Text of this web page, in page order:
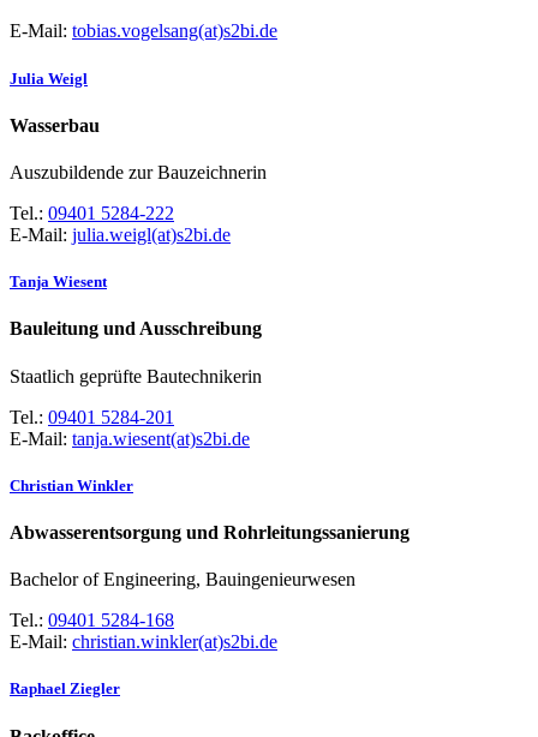
E-Mail: tobias.vogelsang(at)s2bi.de
Julia Weigl
Wasserbau
Auszubildende zur Bauzeichnerin
Tel.: 09401 5284-222
E-Mail: julia.weigl(at)s2bi.de
Tanja Wiesent
Bauleitung und Ausschreibung
Staatlich geprüfte Bautechnikerin
Tel.: 09401 5284-201
E-Mail: tanja.wiesent(at)s2bi.de
Christian Winkler
Abwasserentsorgung und Rohrleitungssanierung
Bachelor of Engineering, Bauingenieurwesen
Tel.: 09401 5284-168
E-Mail: christian.winkler(at)s2bi.de
Raphael Ziegler